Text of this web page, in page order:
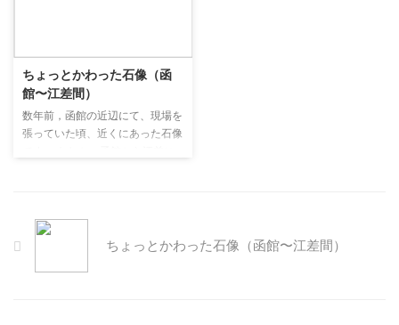
似合います。 ロシア正教会の寺
院で、ビザンチン様式です。 建
物を訪れると、それだけで心が洗
われます。 ぜひ一度訪ねてみて
ください。
ちょっとかわった石像（函
館〜江差間）
数年前，函館の近辺にて、現場を
張っていた頃、近くにあった石像
ます。 ロケーションが、素晴ら
しすぎます！ 今でも，とってもちょっとかわった石像（函館〜江差間）